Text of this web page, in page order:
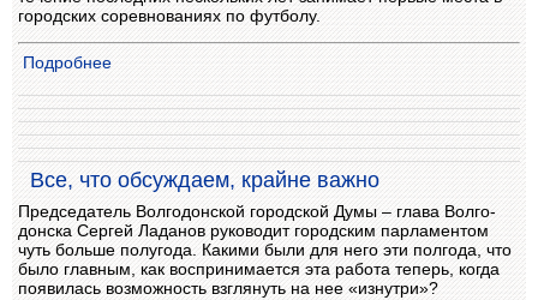
городских соревнованиях по футболу.
Подробнее
Все, что обсуждаем, крайне важно
Председатель Волгодонской городской Думы – глава Волго-
донска Сергей Ладанов руководит городским парламентом
чуть больше полугода. Какими были для него эти полгода, что
было главным, как воспринимается эта работа теперь, когда
появилась возможность взглянуть на нее «изнутри»?